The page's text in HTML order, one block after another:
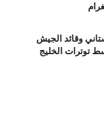
وقائد الجيش
توترات الخليج